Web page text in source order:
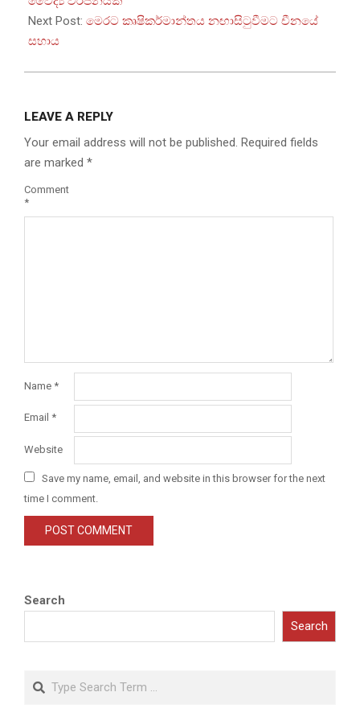
Next Post: මෙරට කෘෂිකර්මාන්තය නඟාසිටුවීමට චීනයේ
සහාය
LEAVE A REPLY
Your email address will not be published. Required fields
are marked *
Comment
*
Name *
Email *
Website
Save my name, email, and website in this browser for the next
time I comment.
Search
Search
Search